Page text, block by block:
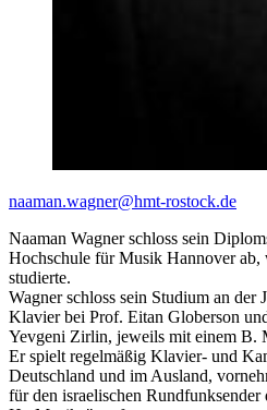
naaman.wagner@hmt-rostock.de
Naaman Wagner schloss sein
Hochschule für Musik Hannover
studierte.
Wagner schloss sein Studium an der
Klavier bei Prof. Eitan Globerson
Yevgeni Zirlin, jeweils mit einem B.
Er spielt regelmäßig Klavier- und
Deutschland und im Ausland,
für den israelischen